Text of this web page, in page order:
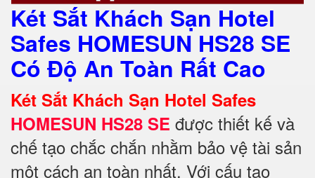
Két Sắt Khách Sạn Hotel
Safes HOMESUN HS28 SE
Có Độ An Toàn Rất Cao
Két Sắt Khách Sạn Hotel Safes
HOMESUN HS28 SE được thiết kế và
chế tạo chắc chắn nhằm bảo vệ tài sản
một cách an toàn nhất. Với cấu tạo